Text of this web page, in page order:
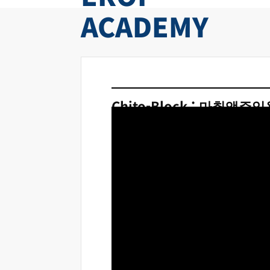
ACADEMY
Chito-Block : 마취액주입